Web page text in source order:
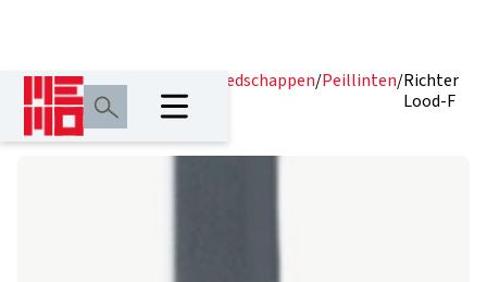
Home/Producten Meetgereedschappen/Peillinten/Richter
Lood-F